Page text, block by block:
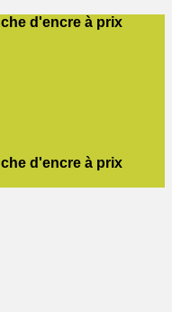
d'encre à prix
d'encre à prix